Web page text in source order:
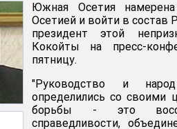
Южная Осетия
Осетией и войти в состав
президент этой
Кокойты на пресс-
пятницу.
"Руководство и
определились со своими
борьбы - это
справедливости,